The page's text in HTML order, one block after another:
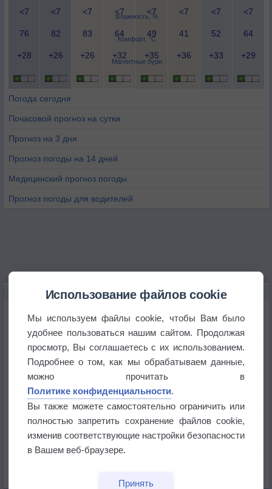
Влажность, %
Комфорт, °C
Магнитные бури
<7 <7 <7 <7 <7 <7 <7 <7
76 82 83 64 49 41 52 64
+28 +26 +26 +32 +35 +36 +33 +29
Погода сегодня
Почасовой прогноз на сутки
Прогноз на 3 дня
Прогноз погоды на 14 дней
Медицинский прогноз погоды
Прогноз погоды для водителей
НОВОЕ О ПОГОДЕ
+51°
Европейские столицы бьют рекорды жары
Впервые за 155 лет в Лондоне в течение месяца
не выпадал дождь
Лето продолжит щедро раздавать своё тепло!
Погода в Екатеринбурге 5 августа
Использование файлов cookie
Мы используем файлы cookie, чтобы Вам было
удобнее пользоваться нашим сайтом. Продолжая
просмотр, Вы соглашаетесь с их использованием.
Подробнее о том, как мы обрабатываем данные,
можно прочитать в
Политике конфиденциальности.
Вы также можете самостоятельно ограничить или
полностью запретить сохранение файлов cookie,
изменив соответствующие настройки безопасности
в Вашем веб-браузере.
Принять